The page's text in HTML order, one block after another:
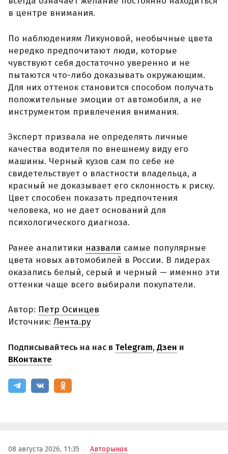
в центре внимания.
По наблюдениям Ликуновой, необычные цвета
нередко предпочитают люди, которые
чувствуют себя достаточно уверенно и не
пытаются что-либо доказывать окружающим.
Для них оттенок становится способом получать
положительные эмоции от автомобиля, а не
инструментом привлечения внимания.
Эксперт призвала не определять личные
качества водителя по внешнему виду его
машины. Черный кузов сам по себе не
свидетельствует о властности владельца, а
красный не доказывает его склонность к риску.
Цвет способен показать предпочтения
человека, но не дает оснований для
психологического диагноза.
Ранее аналитики назвали самые популярные
цвета новых автомобилей в России. В лидерах
оказались белый, серый и черный — именно эти
оттенки чаще всего выбирали покупатели.
Автор: Петр Осинцев
Источник: Лента.ру
Подписывайтесь на нас в Telegram,Дзен и
ВКонтакте
08 августа 2026, 11:35 Авторынок